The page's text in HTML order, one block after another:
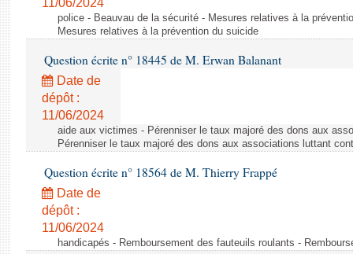
11/06/2024
police - Beauvau de la sécurité - Mesures relatives à la
Mesures relatives à la prévention du suicide
Question écrite n° 18445 de M. Erwan Balanant
Date de
dépôt :
11/06/2024
aide aux victimes - Pérenniser le taux majoré des dons aux
Pérenniser le taux majoré des dons aux associations luttant
Question écrite n° 18564 de M. Thierry Frappé
Date de
dépôt :
11/06/2024
handicapés - Remboursement des fauteuils roulants -